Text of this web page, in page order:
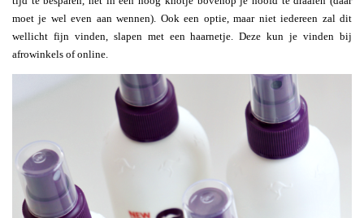
moet je wel even aan wennen). Ook een optie, maar niet iedereen zal dit
wellicht fijn vinden, slapen met een haarnetje. Deze kun je vinden bij
afrowinkels of online.